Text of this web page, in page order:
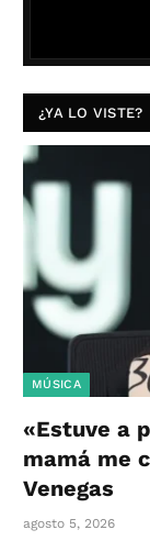
¿YA LO VISTE?
MÚSICA
«Estuve a
mamá me
Venegas
agosto 5, 2026